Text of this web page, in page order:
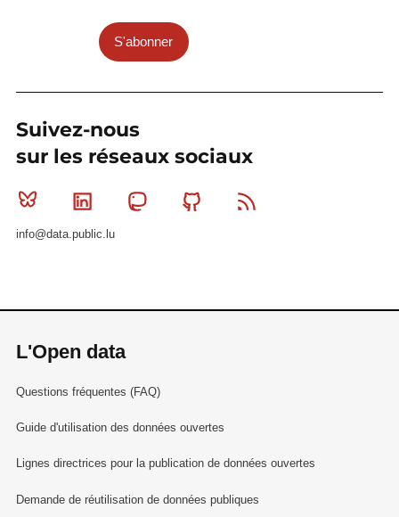
S'abonner
Suivez-nous
sur les réseaux sociaux
Bluesky Linkedin MastodonGithub
info@data.public.lu
L'Open data
Questions fréquentes (FAQ)
Guide d'utilisation des données ouvertes
Lignes directrices pour la publication de données ouvertes
Demande de réutilisation de données publiques